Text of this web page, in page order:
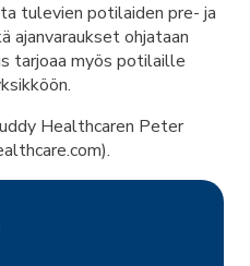
tulevien potilaiden pre- ja
ajanvaraukset ohjataan
tarjoaa myös potilaille
Healthcaren Peter